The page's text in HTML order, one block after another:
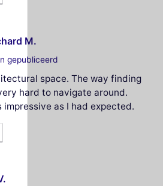
M.
gepubliceerd
space. The way finding
hard to navigate around.
as I had expected.